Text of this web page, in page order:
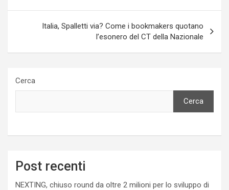
Italia, Spalletti via? Come i bookmakers quotano
l’esonero del CT della Nazionale
Cerca
Cerca
Post recenti
NEXTING, chiuso round da oltre 2 milioni per lo sviluppo di